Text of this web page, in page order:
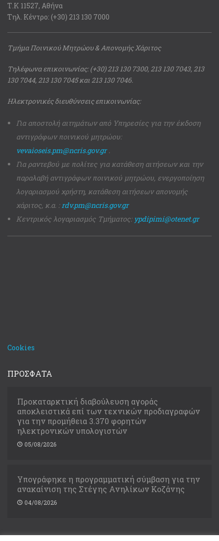
Τ.Κ 11527, Αθήνα
Τηλ. Κέντρο: (+30) 213 130 7000
Τμήμα Ποινικού Μητρώου & Απονομής Χάριτος
Τηλέφωνα επικοινωνίας: (+30) 213 130 7300, 213 130 7043, 213
130 7044, 213 130 7045 και 213 130 7046.
Ηλεκτρονικές διευθύνσεις επικοινωνίας:
Για αποστολή αιτημάτων από Υπηρεσίες για την έκδοση
αντιγράφων ποινικού μητρώου:
vevaioseis.pm@ncris.gov.gr.
Για ραντεβού με πολίτες για κατάθεση αιτήσεων και την
παραλαβή αντιγράφων ποινικού μητρώου, ενεργοποίηση
λογαριασμού χρήστη, κατάθεση αιτήσεων απονομής
χάριτος, κ.α. :rdv.pm@ncris.gov.gr
Κεντρικός λογαριασμός Τμήματος: ypdipimi@otenet.gr
Cookies
ΠΡΟΣΦΑΤΑ
Προκαταρκτική διαβούλευση αγοράς
αποκλειστικά επί των τεχνικών προδιαγραφών
για την προμήθεια 3.370 φορητών
ηλεκτρονικών υπολογιστών
05/08/2026
Υπογράφηκε η προγραμματική σύμβαση για την
ανακαίνιση της Στέγης Ανηλίκων Κοζάνης
04/08/2026